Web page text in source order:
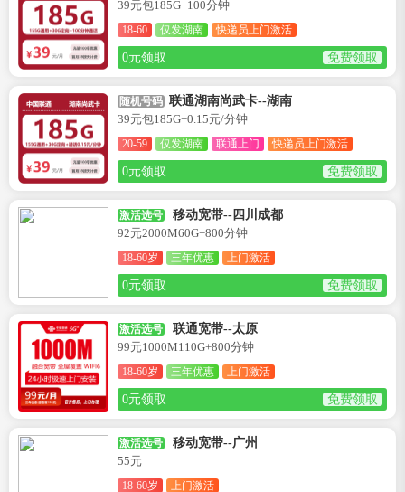
39元包185G+100分钟
18-60 仅发湖南 快递员上门激活
0元领取 免费领取
随机号码 联通湖南尚武卡--湖南
39元包185G+0.15元/分钟
20-59 仅发湖南 联通上门 快递员上门激活
0元领取 免费领取
激活选号
移动宽带--四川成都
92元2000M60G+800分钟
18-60岁 三年优惠 上门激活
0元领取 免费领取
激活选号
联通宽带--太原
99元1000M110G+800分钟
18-60岁 三年优惠 上门激活
0元领取 免费领取
激活选号
移动宽带--广州
55元
18-60岁 上门激活